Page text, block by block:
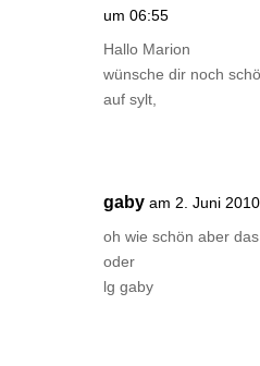
um 06:55
Hallo Marion
wünsche dir noch
auf sylt,
gaby am 2. Juni
oh wie schön aber
oder
lg gaby